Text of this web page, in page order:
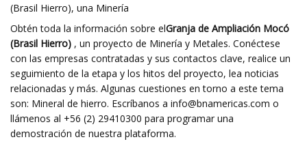
(Brasil Hierro), una Minería
Obtén toda la información sobre elGranja de Ampliación Mocó
(Brasil Hierro) , un proyecto de Minería y Metales. Conéctese
con las empresas contratadas y sus contactos clave, realice un
seguimiento de la etapa y los hitos del proyecto, lea noticias
relacionadas y más. Algunas cuestiones en torno a este tema
son: Mineral de hierro. Escríbanos a info@bnamericas.com o
llámenos al +56 (2) 29410300 para programar una
demostración de nuestra plataforma.